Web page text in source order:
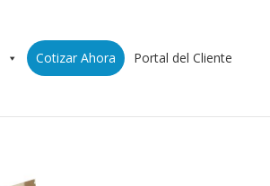
Cotizar Ahora Portal del Cliente